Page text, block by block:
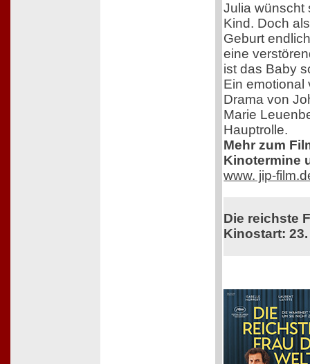
Julia wünscht
Kind. Doch
Geburt
eine
ist das Baby
Ein emotional
Drama von
Marie
Hauptrolle.
Mehr zum
Kinotermine
www. jip-
Die reichste
Kinostart: